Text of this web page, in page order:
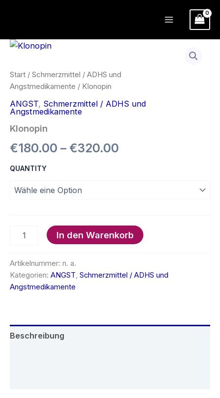
Start / Schmerzmittel / ADHS und
Angstmedikamente / Klonopin
ANGST, Schmerzmittel / ADHS und
Angstmedikamente
Klonopin
€180.00 – €320.00
QUANTITY
Menge
In den Warenkorb
Artikelnummer: n. a.
Kategorien: ANGST, Schmerzmittel / ADHS und
Angstmedikamente
Beschreibung